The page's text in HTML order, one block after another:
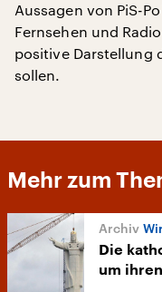
Aussagen von PiS-
Fernsehen und
positive Darstellung
sollen.
Mehr zum
Die
um